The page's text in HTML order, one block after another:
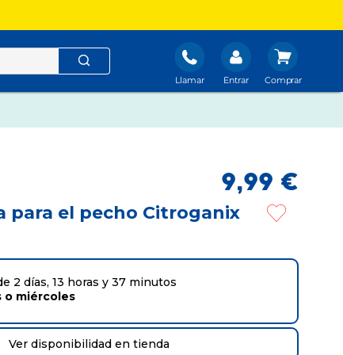
Llamar Entrar
9,99 €
para el pecho Citroganix
2 días, 13 horas y 37 minutos
o miércoles
Ver disponibilidad en tienda